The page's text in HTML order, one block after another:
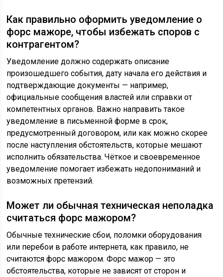
Как правильно оформить уведомление о
форс мажоре, чтобы избежать споров с
контрагентом?
Уведомление должно содержать описание
произошедшего события, дату начала его действия и
подтверждающие документы — например,
официальные сообщения властей или справки от
компетентных органов. Важно направить такое
уведомление в письменной форме в срок,
предусмотренный договором, или как можно скорее
после наступления обстоятельств, которые мешают
исполнить обязательства. Чёткое и своевременное
уведомление помогает избежать недопониманий и
возможных претензий.
Может ли обычная техническая неполадка
считаться форс мажором?
Обычные технические сбои, поломки оборудования
или перебои в работе интернета, как правило, не
считаются форс мажором. Форс мажор — это
обстоятельства, которые не зависят от сторон и